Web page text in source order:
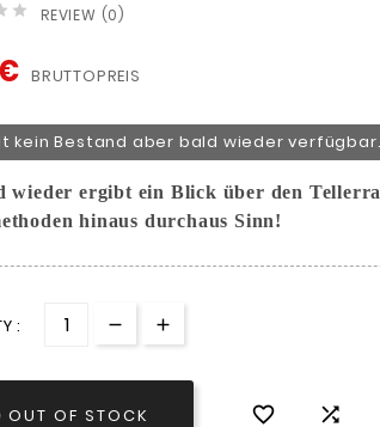
 REVIEW (0)
BRUTTOPREIS
kein Bestand aber bald wieder verfügbar.
wieder ergibt ein Blick über den
hinaus durchaus Sinn!
:
OUT OF STOCK  